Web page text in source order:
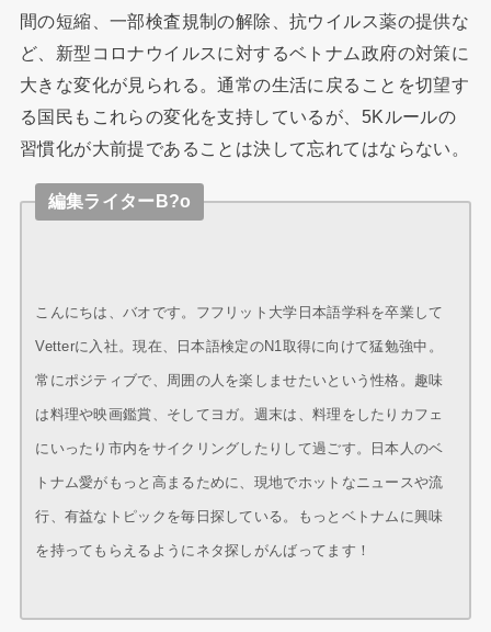
間の短縮、一部検査規制の解除、抗ウイルス薬の提供な
ど、新型コロナウイルスに対するベトナム政府の対策に
大きな変化が見られる。通常の生活に戻ることを切望す
る国民もこれらの変化を支持しているが、5Kルールの
習慣化が大前提であることは決して忘れてはならない。
編集ライターB?o
こんにちは、バオです。フフリット大学日本語学科を卒業して
Vetterに入社。現在、日本語検定のN1取得に向けて猛勉強中。
常にポジティブで、周囲の人を楽しませたいという性格。趣味
は料理や映画鑑賞、そしてヨガ。週末は、料理をしたりカフェ
にいったり市内をサイクリングしたりして過ごす。日本人のベ
トナム愛がもっと高まるために、現地でホットなニュースや流
行、有益なトピックを毎日探している。もっとベトナムに興味
を持ってもらえるようにネタ探しがんばってます！